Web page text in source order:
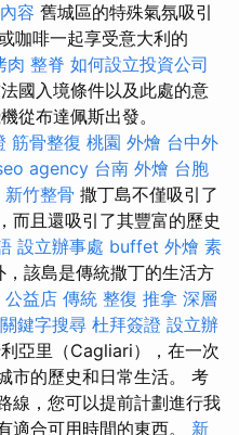
容 舊城區的特殊氣氛吸引
咖啡一起享受意大利的
肉 整脊 如何設立投資公司
國入境條件以及此處的意
從布達佩斯出發。
筋骨整復 桃園 外燴 台中外
agency 台南 外燴 台胞
新竹整骨 撒丁島不僅吸引了
而且還吸引了其豐富的歷史
設立辦事處 buffet 外燴 素
該島是傳統撒丁的生活方
益店 傳統 整復 推拿 深層
關鍵字搜尋 杜拜簽證 設立辦
亞里（Cagliari），在一次
市的歷史和日常生活。 考
線，您可以提前計劃進行我
適合可用時間的東西。 新